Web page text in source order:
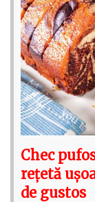
Chec
rețetă
de gustos